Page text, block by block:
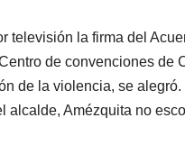
televisión la firma del
de convenciones de
de la violencia, se
alcalde, Amézquita no